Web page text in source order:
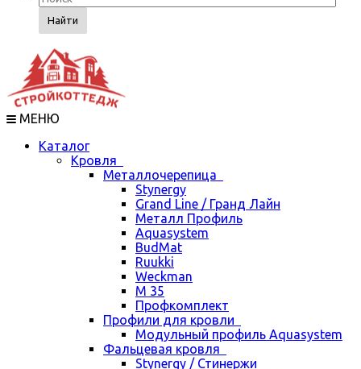
Найти
МЕНЮ
Каталог
Кровля
Металлочерепица
Stynergy
Grand Line / Гранд Лайн
Металл Профиль
Aquasystem
BudMat
Ruukki
Weckman
М 35
Профкомплект
Профили для кровли
Модульный профиль Aquasystem
Фальцевая кровля
Stynergy / Стинержи